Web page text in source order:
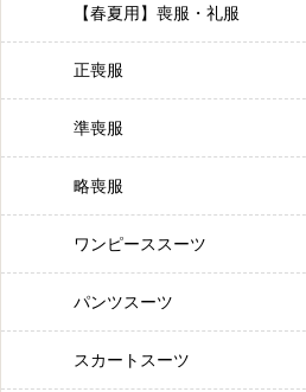
【春夏用】喪服・礼服
正喪服
準喪服
略喪服
ワンピーススーツ
パンツスーツ
スカートスーツ